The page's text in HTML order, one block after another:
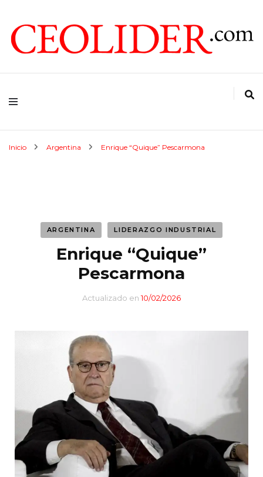
CEOLIDER.COM
Inicio Argentina Enrique “Quique” Pescarmona
ARGENTINA LIDERAZGO INDUSTRIAL
Enrique “Quique”
Pescarmona
Actualizado en10/02/2026